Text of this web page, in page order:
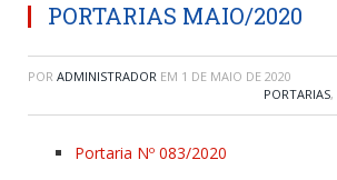
PORTARIAS MAIO/2020
POR ADMINISTRADOR EM 1 DE MAIO DE 2020
PORTARIAS,
Portaria Nº 083/2020